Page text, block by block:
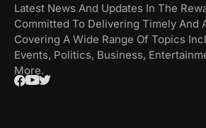
Latest News And Updates In The
Committed To Delivering Timely And
Covering A Wide Range Of Topics
Events, Politics, Business,
More.